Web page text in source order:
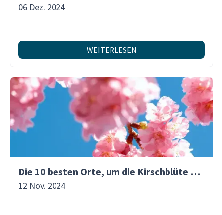
06 Dez. 2024
WEITERLESEN
Die 10 besten Orte, um die Kirschblüte zu erleben
12 Nov. 2024